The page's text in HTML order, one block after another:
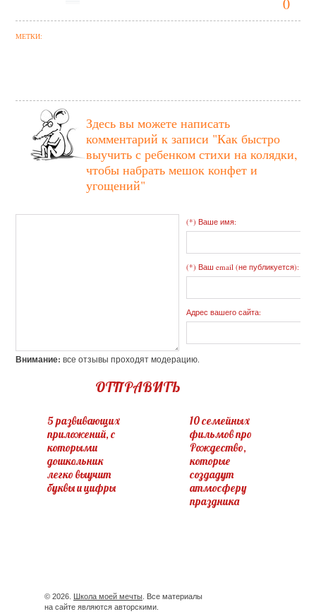
0
МЕТКИ:
Здесь вы можете написать
комментарий к записи "Как быстро
выучить с ребенком стихи на колядки,
чтобы набрать мешок конфет и
угощений"
(*) Ваше имя:
(*) Ваш email (не публикуется):
Адрес вашего сайта:
Внимание: все отзывы проходят модерацию.
ОТПРАВИТЬ
5 развивающих
приложений, с
которыми
дошкольник
легко выучит
буквы и цифры
10 семейных
фильмов про
Рождество,
которые
создадут
атмосферу
праздника
© 2026. Школа моей мечты . Все материалы
на сайте являются авторскими.